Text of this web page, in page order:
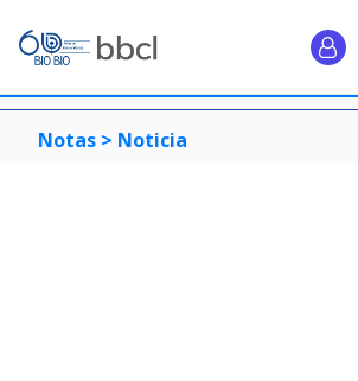
Notas > Noticia